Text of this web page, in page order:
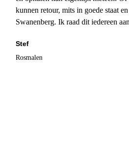
kunnen retour, mits in goede staat
Swanenberg. Ik raad dit iedereen
Stef
Rosmalen